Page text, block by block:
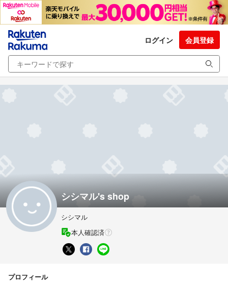
ログイン 会員登録
シシマル's shop
シシマル
本人確認済
プロフィール